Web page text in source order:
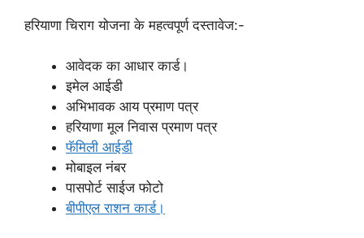
हरियाणा चिराग योजना के महत्वपूर्ण दस्तावेज:-
आवेदक का आधार कार्ड।
इमेल आईडी
अभिभावक आय प्रमाण पत्र
हरियाणा मूल निवास प्रमाण पत्र
फॅमिली आईडी
मोबाइल नंबर
पासपोर्ट साईज फोटो
बीपीएल राशन कार्ड।